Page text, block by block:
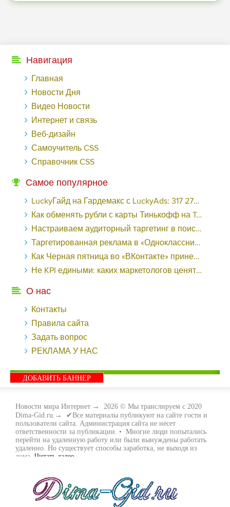
Навигация
Главная
Новости Дня
Видео Новости
Интернет и связь
Веб-дизайн
Самоучитель CSS
Справочник CSS
Самое популярное
LuckyГайд на Гардемакс с LuckyAds: 317 279 рублей за 10 дней - «Надо знать»
Как обменять рубли с карты Тинькофф на Tether ERC20 (USDT)?
Настраиваем аудиторный таргетинг в поисковой кампании Google Ads - «Заработок»
Таргетированная реклама в «Одноклассниках»: как ее настроить и нужно ли - «Заработок»
Как Черная пятница во «ВКонтакте» принесла магазину подарков 221 продажу по цене 38 рублей - «Заработок»
Не KPI едиными: каких маркетологов ценят - «Заработок»
О нас
Контакты
Правила сайта
Задать вопрос
РЕКЛАМА У НАС
ДОБАВИТЬ БАННЕР
Новости мира Интернет → 2026 © Мы транслируем с 2020
Dima-Gid.ru.→ ✔Все материалы публикуют на сайте гости и
пользователи сайта. Администрация сайта не несет
ответственности за публикации. • Многие люди попытались
перейти на удаленную работу или были вынуждены работать
удаленно. Но существует способы заработка, не выходя из
дома. Читать далее...
много. Все зависит только от вас, чем вы хотите заняться и, что
вам придётся по душе. Наш сайт собирает для вас всю
полезную информацию и новые виды заработка которые